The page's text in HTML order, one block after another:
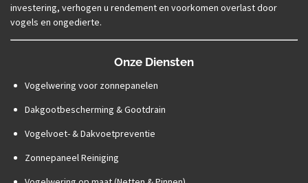
investering, verhogen u rendement en voorkomen overlast door
vogels en ongedierte.
Onze Diensten
Vogelwering voor zonnepanelen
Dakgootbescherming & Gootdrain
Vogelvoet- & Dakvoetpreventie
Zonnepaneel Reiniging